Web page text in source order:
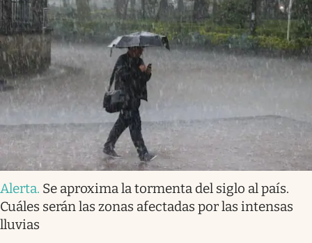
Alerta. Se aproxima la tormenta del siglo al país.
Cuáles serán las zonas afectadas por las intensas
lluvias